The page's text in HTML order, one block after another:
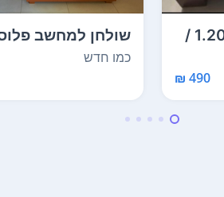
שולחן עץ מהמם גודל 1.20 /
490 ₪
שולחן למחשב
כמו חדש